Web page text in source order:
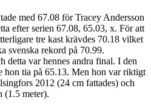
med 67.08 för Tracey Andersson
efter serien 67.08, 65.03, x. För att
tre kast krävdes 70.18 vilket
svenska rekord på 70.99.
detta var hennes andra final. I den
hon tia på 65.13. Men hon var riktigt
2012 (24 cm fattades) och
(1.5 meter).